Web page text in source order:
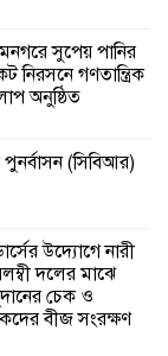
সুপেয় পানির
নিরসনে গণতান্ত্রিক
অনুষ্ঠিত
(সিবিআর)
উদ্যোগে নারী
দলের মাঝে
চেক ও
বীজ সংরক্ষণ